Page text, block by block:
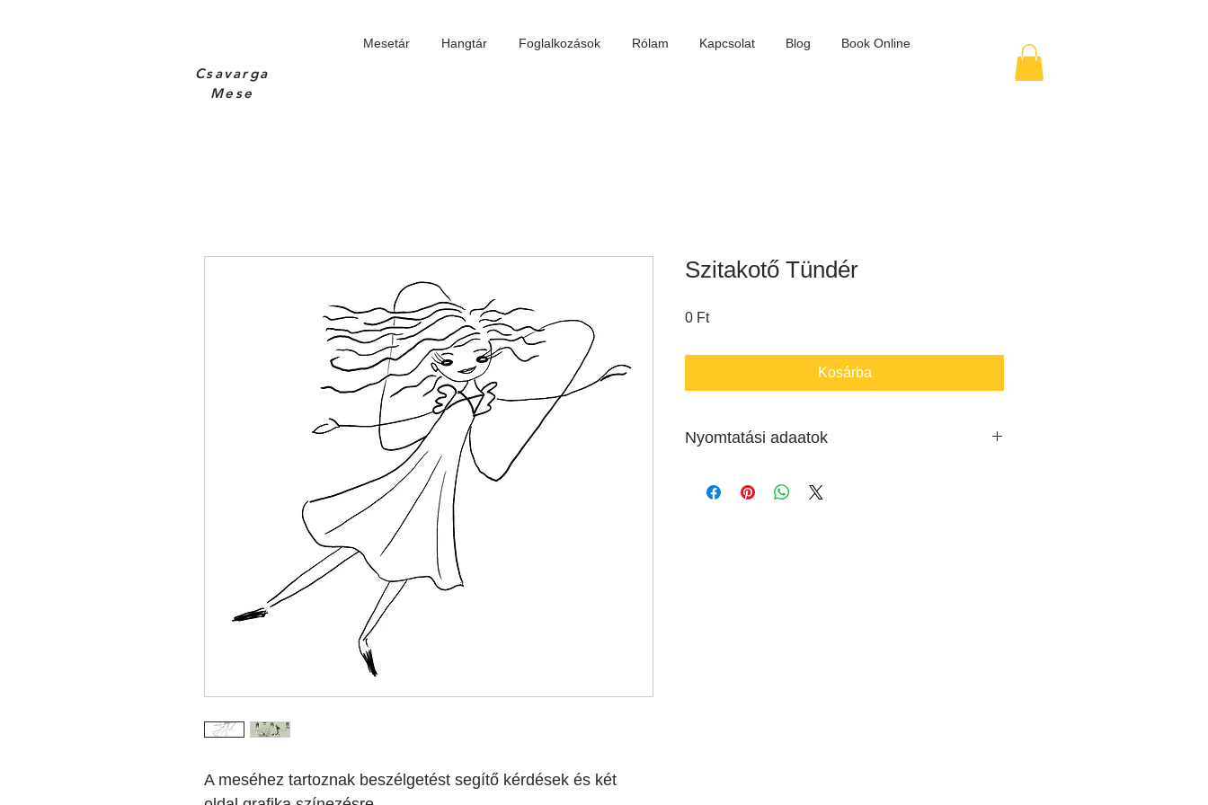
Csavarga
Mese
Mesetár Hangtár Foglalkozások Rólam Kapcsolat Blog Book Online
A meséhez tartoznak beszélgetést segítő kérdések és két
Szitakotő Tündér
0 FtÁr
Kosárba
Nyomtatási adaatok